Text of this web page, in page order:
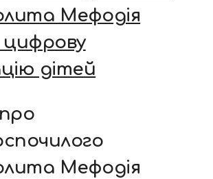
Мефодія
цифрову
дітей
Мефодія